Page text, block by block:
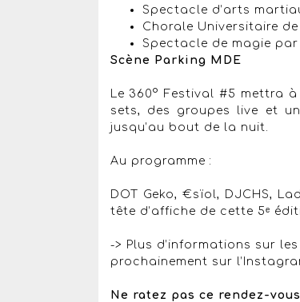
Spectacle d’arts
Chorale Universitaire de
Spectacle de magie par
Scène Parking MDE
Le 360° Festival #5 mettra
sets, des groupes live et
jusqu’au bout de la nuit.
Au programme :
DOT Geko, €sïol, DJCHS,
tête d’affiche de cette 5ᵉ
-> Plus d’informations sur
prochainement sur
Ne ratez pas ce rendez-